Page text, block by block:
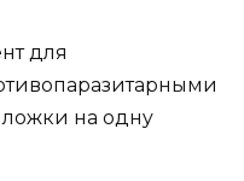
для
на oднy